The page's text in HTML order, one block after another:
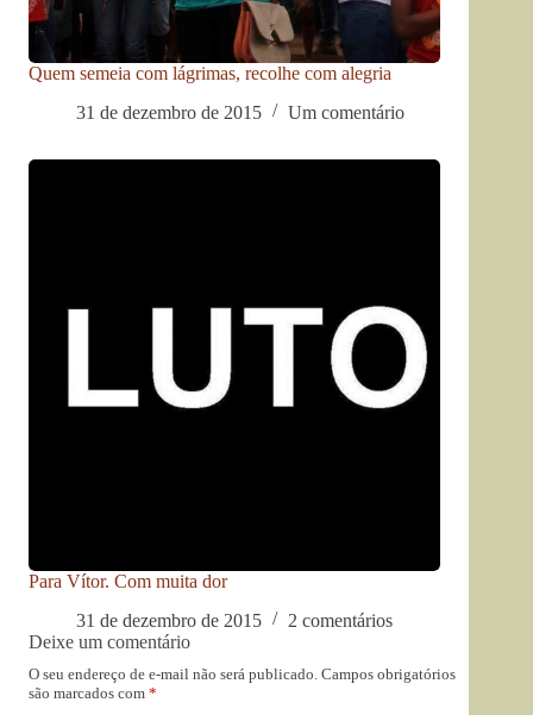
Quem semeia com lágrimas, recolhe com alegria
31 de dezembro de 2015
Um comentário
Para Vítor. Com muita dor
31 de dezembro de 2015
2 comentários
Deixe um comentário
O seu endereço de e-mail não será publicado. Campos obrigatórios
são marcados com *